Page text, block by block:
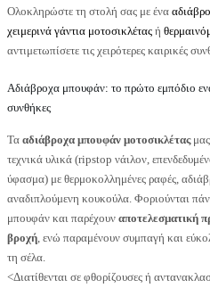
Ολοκληρώστε τη στολή σας με ένα
χειμερινά γάντια μοτοσικλέτας ή
αντιμετωπίσετε τις χειρότερες καιρικές
Αδιάβροχα μπουφάν: το πρώτο εμπόδιο
συνθήκες
Τα αδιάβροχα μπουφάν μοτοσικλέταςμας
τεχνικά υλικά (ripstop νάιλον,
ύφασμα) με θερμοκολλημένες ραφές,
αναδιπλούμενη κουκούλα. Φοριούνται
μπουφάν και παρέχουν αποτελεσματική
βροχή , ενώ παραμένουν συμπαγή και
τη σέλα.
<Διατίθενται σε φθορίζουσες ή